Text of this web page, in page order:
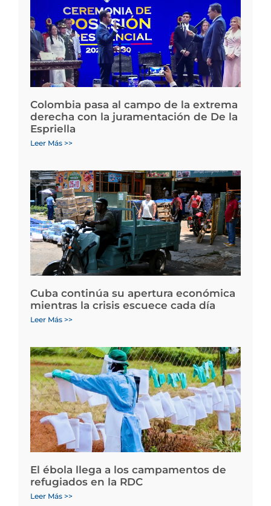
Colombia pasa al campo de la extrema
derecha con la juramentación de De la
Espriella
Leer Más >>
Cuba continúa su apertura económica
mientras la crisis escuece cada día
Leer Más >>
El ébola llega a los campamentos de
refugiados en la RDC
Leer Más >>